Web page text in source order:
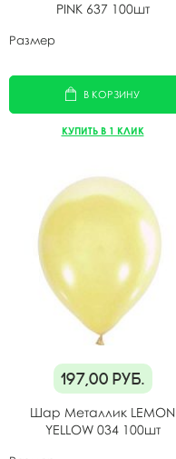
PINK 637 100шт
Размер
В КОРЗИНУ
КУПИТЬ В 1 КЛИК
197,00 руб.
Шар Металлик LEMON
YELLOW 034 100шт